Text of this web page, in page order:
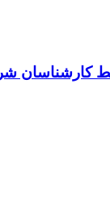
کارشناسان